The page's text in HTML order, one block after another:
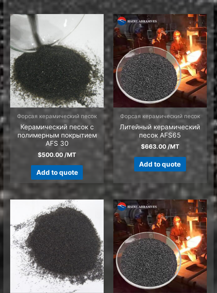
Форсая керамический песок
Керамический песок с
полимерным покрытием
AFS 30
$500.00 /MT
Add to quote
Форсая керамический песок
Литейный керамический
песок AFS65
$663.00/MT
Add to quote